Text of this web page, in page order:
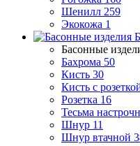
Шенилл 259
Экокожа 1
Басонные
Бахрома 50
Кисть 30
Кисть с
Розетка 16
Тесьма
Шнур 11
Шнур втачной